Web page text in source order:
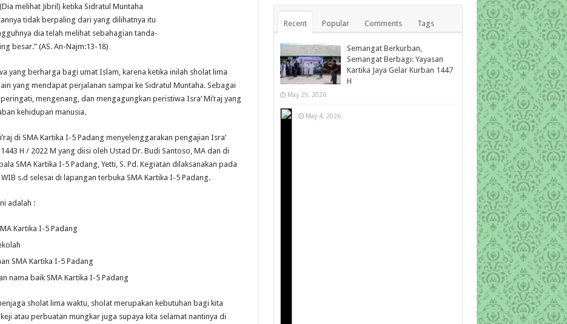
melihat Jibril) ketika Sidratul Muntaha
tidak berpaling dari yang dilihatnya itu
dia telah melihat sebahagian tanda-
besar.” (AS. An-Najm:13-18)
yang berharga bagi umat Islam, karena ketika inilah sholat lima
yang mendapat perjalanan sampai ke Sidratul Muntaha. Sebagai
mengenang, dan mengagungkan peristiwa Isra’ Mi’raj yang
kehidupan manusia.
di SMA Kartika I-5 Padang menyelenggarakan pengajian Isra’
H / 2022 M yang diisi oleh Ustad Dr. Budi Santoso, MA dan di
SMA Kartika I-5 Padang, Yetti, S. Pd. Kegiatan dilaksanakan pada
s.d selesai di lapangan terbuka SMA Kartika I-5 Padang.
adalah :
Kartika I-5 Padang
SMA Kartika I-5 Padang
nama baik SMA Kartika I-5 Padang
sholat lima waktu, sholat merupakan kebutuhan bagi kita
atau perbuatan mungkar juga supaya kita selamat nantinya di
Recent Popular Comments Tags
Semangat Berkurban,
Semangat Berbagi: Yayasan
Kartika Jaya Gelar Kurban 1447
H
May 29, 2026
May 4, 2026